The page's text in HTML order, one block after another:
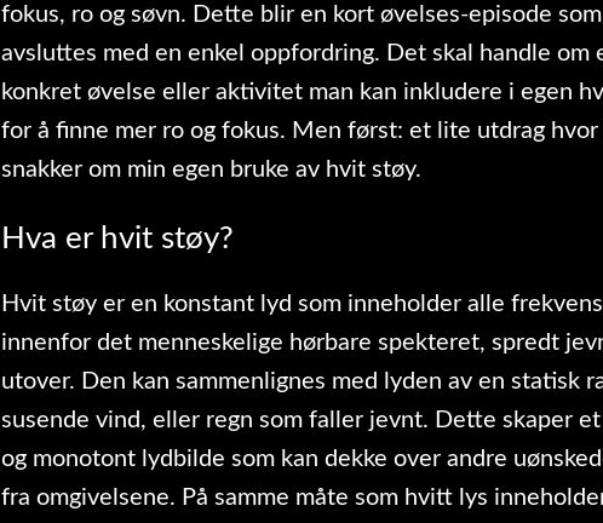
fokus, ro og søvn. Dette blir en kort øvelses-episode som
avsluttes med en enkel oppfordring. Det skal handle om
konkret øvelse eller aktivitet man kan inkludere i egen
for å finne mer ro og fokus. Men først: et lite utdrag hvor
snakker om min egen bruke av hvit støy.
Hva er hvit støy?
Hvit støy er en konstant lyd som inneholder alle
innenfor det menneskelige hørbare spekteret, spredt
utover. Den kan sammenlignes med lyden av en statisk
susende vind, eller regn som faller jevnt. Dette skaper
og monotont lydbilde som kan dekke over andre
fra omgivelsene. På samme måte som hvitt lys